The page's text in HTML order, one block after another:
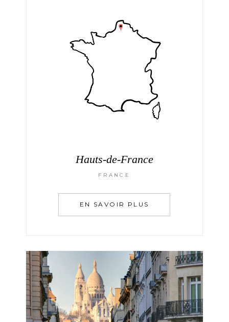
Hauts-de-France
FRANCE
EN SAVOIR PLUS